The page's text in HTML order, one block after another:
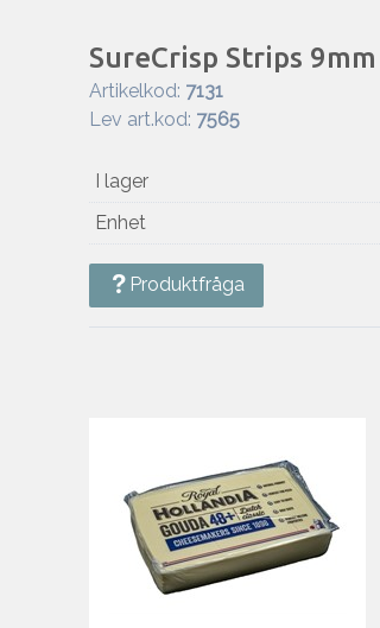
SureCrisp Strips
Artikelkod: 7131
Lev art.kod: 7565
I lager
Enhet
Produktfråga